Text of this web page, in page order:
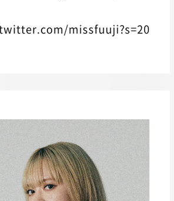
missfuuji?s=20